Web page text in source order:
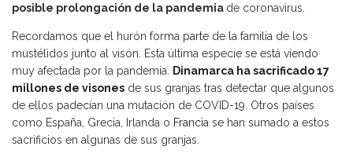
posible prolongación de la pandemia de coronavirus.
Recordamos que el hurón forma parte de la familia de los
mustélidos junto al visón. Esta última especie se está viendo
muy afectada por la pandemia.
Dinamarca ha sacrificado 17
millones de visones de sus granjas tras detectar que algunos
de ellos padecían una mutación de COVID-19. Otros países
como España, Grecia, Irlanda o Francia se han sumado a estos
sacrificios en algunas de sus granjas.